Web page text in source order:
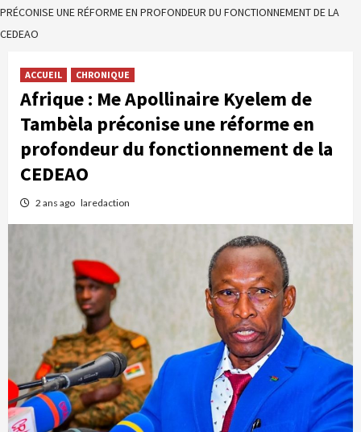
PRÉCONISE UNE RÉFORME EN PROFONDEUR DU FONCTIONNEMENT DE LA
CEDEAO
ACCUEIL CHRONIQUE
Afrique : Me Apollinaire Kyelem de
Tambèla préconise une réforme en
profondeur du fonctionnement de la
CEDEAO
2 ans ago laredaction